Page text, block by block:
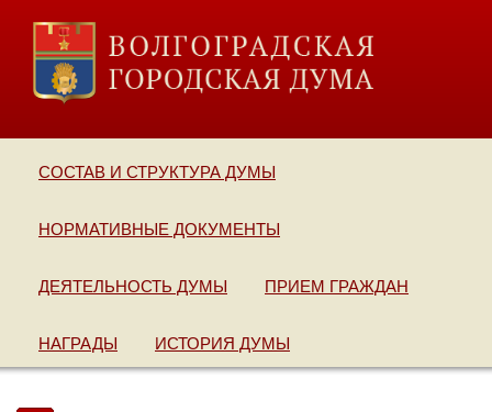
СОСТАВ И СТРУКТУРА ДУМЫ
НОРМАТИВНЫЕ ДОКУМЕНТЫ
ДЕЯТЕЛЬНОСТЬ ДУМЫ ПРИЕМ ГРАЖДАН
НАГРАДЫ ИСТОРИЯ ДУМЫ